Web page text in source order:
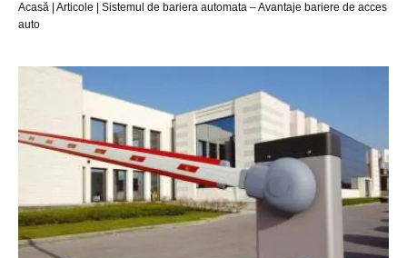
Acasă Articole
Sistemul de bariera automata – Avantaje bariere de acces
auto